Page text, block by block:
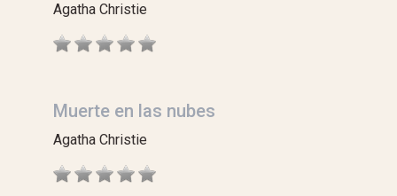
Agatha Christie
Muerte en las nubes
Agatha Christie